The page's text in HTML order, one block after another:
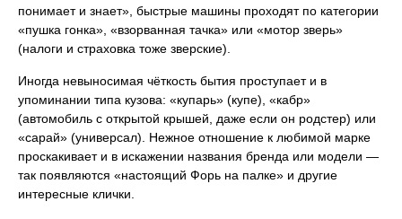
понимает и знает», быстрые машины проходят по категории
«пушка гонка», «взорванная тачка» или «мотор зверь»
(налоги и страховка тоже зверские).
Иногда невыносимая чёткость бытия проступает и в
упоминании типа кузова: «купарь» (купе), «кабр»
(автомобиль с открытой крышей, даже если он родстер) или
«сарай» (универсал). Нежное отношение к любимой марке
проскакивает и в искажении названия бренда или модели —
так появляются «настоящий Форь на палке» и другие
интересные клички.